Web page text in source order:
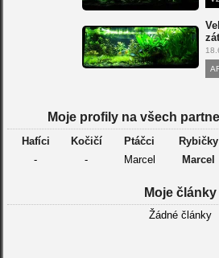
Moje profily na všech
Hafíci Kočičí Ptáčci Rybičky
-
- Marcel Marcel
Moje články
Žádné články